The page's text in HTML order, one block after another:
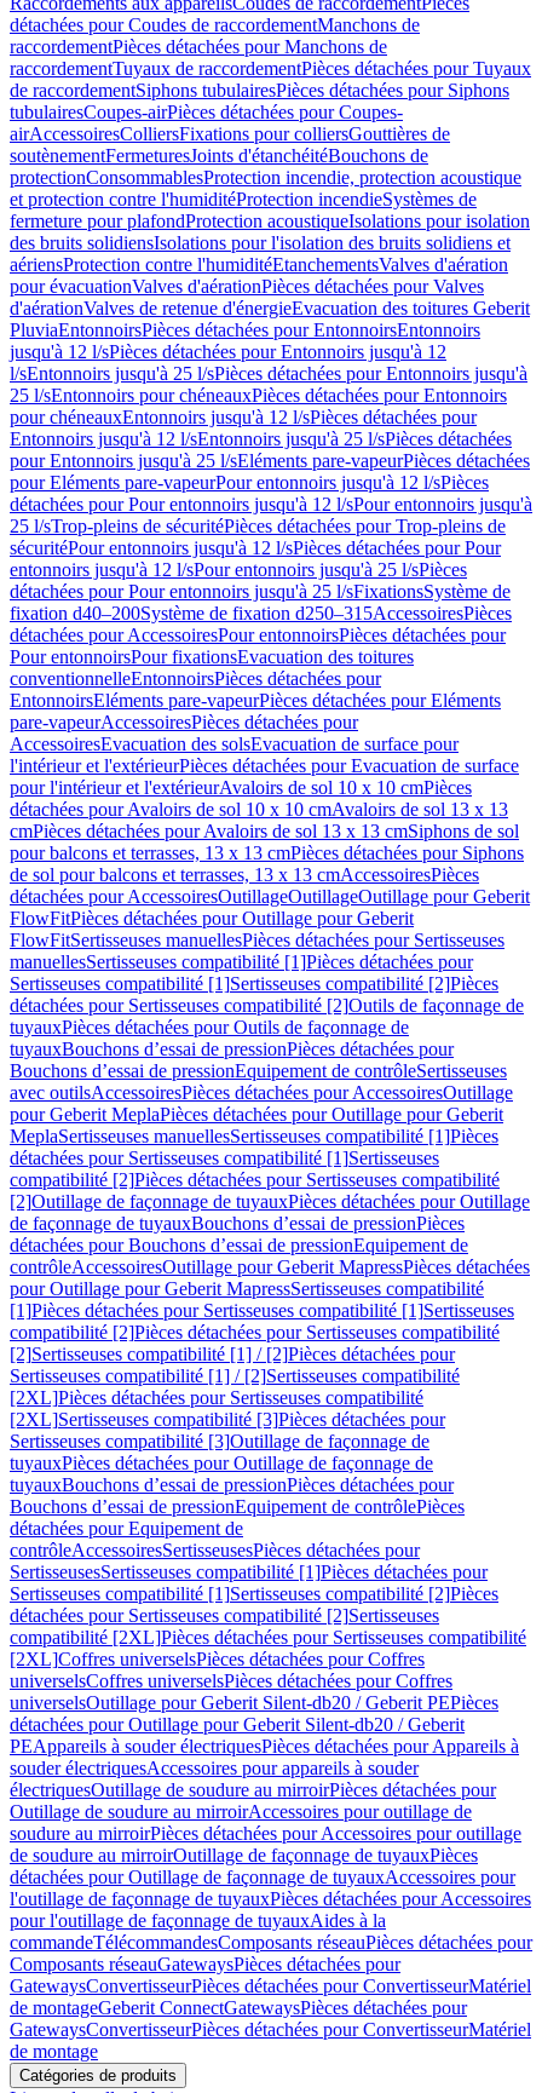
détachées pour Coudes de raccordementManchons de
raccordementPièces détachées pour Manchons de
raccordementTuyaux de raccordementPièces détachées pour Tuyaux
de raccordementSiphons tubulairesPièces détachées pour Siphons
tubulairesCoupes-airPièces détachées pour Coupes-
airAccessoiresColliersFixations pour colliersGouttières de
soutènementFermeturesJoints d'étanchéitéBouchons de
protectionConsommablesProtection incendie, protection acoustique
et protection contre l'humiditéProtection incendieSystèmes de
fermeture pour plafondProtection acoustiqueIsolations pour isolation
des bruits solidiensIsolations pour l'isolation des bruits solidiens et
aériensProtection contre l'humiditéEtanchementsValves d'aération
pour évacuationValves d'aérationPièces détachées pour Valves
d'aérationValves de retenue d'énergieEvacuation des toitures Geberit
PluviaEntonnoirsPièces détachées pour EntonnoirsEntonnoirs
jusqu'à 12 l/sPièces détachées pour Entonnoirs jusqu'à 12
l/sEntonnoirs jusqu'à 25 l/sPièces détachées pour Entonnoirs jusqu'à
25 l/sEntonnoirs pour chéneauxPièces détachées pour Entonnoirs
pour chéneauxEntonnoirs jusqu'à 12 l/sPièces détachées pour
Entonnoirs jusqu'à 12 l/sEntonnoirs jusqu'à 25 l/sPièces détachées
pour Entonnoirs jusqu'à 25 l/sEléments pare-vapeurPièces détachées
pour Eléments pare-vapeurPour entonnoirs jusqu'à 12 l/sPièces
détachées pour Pour entonnoirs jusqu'à 12 l/sPour entonnoirs jusqu'à
25 l/sTrop-pleins de sécuritéPièces détachées pour Trop-pleins de
sécuritéPour entonnoirs jusqu'à 12 l/sPièces détachées pour Pour
entonnoirs jusqu'à 12 l/sPour entonnoirs jusqu'à 25 l/sPièces
détachées pour Pour entonnoirs jusqu'à 25 l/sFixationsSystème de
fixation d40–200Système de fixation d250–315AccessoiresPièces
détachées pour AccessoiresPour entonnoirsPièces détachées pour
Pour entonnoirsPour fixationsEvacuation des toitures
conventionnelleEntonnoirsPièces détachées pour
EntonnoirsEléments pare-vapeurPièces détachées pour Eléments
pare-vapeurAccessoiresPièces détachées pour
AccessoiresEvacuation des solsEvacuation de surface pour
l'intérieur et l'extérieurPièces détachées pour Evacuation de surface
pour l'intérieur et l'extérieurAvaloirs de sol 10 x 10 cmPièces
détachées pour Avaloirs de sol 10 x 10 cmAvaloirs de sol 13 x 13
cmPièces détachées pour Avaloirs de sol 13 x 13 cmSiphons de sol
pour balcons et terrasses, 13 x 13 cmPièces détachées pour Siphons
de sol pour balcons et terrasses, 13 x 13 cmAccessoiresPièces
détachées pour AccessoiresOutillageOutillageOutillage pour Geberit
FlowFitPièces détachées pour Outillage pour Geberit
FlowFitSertisseuses manuellesPièces détachées pour Sertisseuses
manuellesSertisseuses compatibilité [1]Pièces détachées pour
Sertisseuses compatibilité [1]Sertisseuses compatibilité [2]Pièces
détachées pour Sertisseuses compatibilité [2]Outils de façonnage de
tuyauxPièces détachées pour Outils de façonnage de
tuyauxBouchons d’essai de pressionPièces détachées pour
Bouchons d’essai de pressionEquipement de contrôleSertisseuses
avec outilsAccessoiresPièces détachées pour AccessoiresOutillage
pour Geberit MeplaPièces détachées pour Outillage pour Geberit
MeplaSertisseuses manuellesSertisseuses compatibilité [1]Pièces
détachées pour Sertisseuses compatibilité [1]Sertisseuses
compatibilité [2]Pièces détachées pour Sertisseuses compatibilité
[2]Outillage de façonnage de tuyauxPièces détachées pour Outillage
de façonnage de tuyauxBouchons d’essai de pressionPièces
détachées pour Bouchons d’essai de pressionEquipement de
contrôleAccessoiresOutillage pour Geberit MapressPièces détachées
pour Outillage pour Geberit MapressSertisseuses compatibilité
[1]Pièces détachées pour Sertisseuses compatibilité [1]Sertisseuses
compatibilité [2]Pièces détachées pour Sertisseuses compatibilité
[2]Sertisseuses compatibilité [1] / [2]Pièces détachées pour
Sertisseuses compatibilité [1] / [2]Sertisseuses compatibilité
[2XL]Pièces détachées pour Sertisseuses compatibilité
[2XL]Sertisseuses compatibilité [3]Pièces détachées pour
Sertisseuses compatibilité [3]Outillage de façonnage de
tuyauxPièces détachées pour Outillage de façonnage de
tuyauxBouchons d’essai de pressionPièces détachées pour
Bouchons d’essai de pressionEquipement de contrôlePièces
détachées pour Equipement de
contrôleAccessoiresSertisseusesPièces détachées pour
SertisseusesSertisseuses compatibilité [1]Pièces détachées pour
Sertisseuses compatibilité [1]Sertisseuses compatibilité [2]Pièces
détachées pour Sertisseuses compatibilité [2]Sertisseuses
compatibilité [2XL]Pièces détachées pour Sertisseuses compatibilité
[2XL]Coffres universelsPièces détachées pour Coffres
universelsCoffres universelsPièces détachées pour Coffres
universelsOutillage pour Geberit Silent-db20 / Geberit PEPièces
détachées pour Outillage pour Geberit Silent-db20 / Geberit
PEAppareils à souder électriquesPièces détachées pour Appareils à
souder électriquesAccessoires pour appareils à souder
électriquesOutillage de soudure au mirroirPièces détachées pour
Outillage de soudure au mirroirAccessoires pour outillage de
soudure au mirroirPièces détachées pour Accessoires pour outillage
de soudure au mirroirOutillage de façonnage de tuyauxPièces
détachées pour Outillage de façonnage de tuyauxAccessoires pour
l'outillage de façonnage de tuyauxPièces détachées pour Accessoires
pour l'outillage de façonnage de tuyauxAides à la
commandeTélécommandesComposants réseauPièces détachées pour
Composants réseauGatewaysPièces détachées pour
GatewaysConvertisseurPièces détachées pour ConvertisseurMatériel
de montageGeberit ConnectGatewaysPièces détachées pour
GatewaysConvertisseurPièces détachées pour ConvertisseurMatériel
de montage
Catégories de produits